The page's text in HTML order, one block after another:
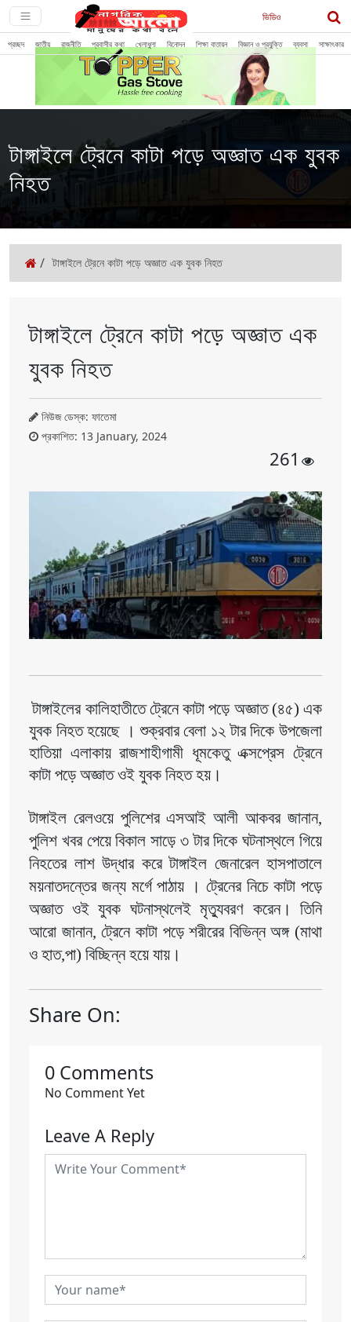
ভিডিও
প্রচ্ছদ জাতীয় রাজনীতি প্রবাসীর কথা খেলাধুলা বিনোদন শিক্ষা বাতায়ন বিজ্ঞান ও প্রযুক্তি ব্যবসা সাক্ষাৎকার
টাঙ্গাইলে ট্রেনে কাটা পড়ে অজ্ঞাত এক যুবক
নিহত
/ টাঙ্গাইলে ট্রেনে কাটা পড়ে অজ্ঞাত এক যুবক নিহত
টাঙ্গাইলে ট্রেনে কাটা পড়ে অজ্ঞাত এক
যুবক নিহত
নিউজ ডেস্ক: ফাতেমা
প্রকাশিত: 13 January, 2024
261
টাঙ্গাইলের কালিহাতীতে ট্রেনে কাটা পড়ে অজ্ঞাত (৪৫) এক
যুবক নিহত হয়েছে । শুক্রবার বেলা ১২ টার দিকে উপজেলা
হাতিয়া এলাকায় রাজশাহীগামী ধূমকেতু এক্সপ্রেস ট্রেনে
কাটা পড়ে অজ্ঞাত ওই যুবক নিহত হয়।
টাঙ্গাইল রেলওয়ে পুলিশের এসআই আলী আকবর জানান,
পুলিশ খবর পেয়ে বিকাল সাড়ে ৩ টার দিকে ঘটনাস্থলে গিয়ে
নিহতের লাশ উদ্ধার করে টাঙ্গাইল জেনারেল হাসপাতালে
ময়নাতদন্তের জন্য মর্গে পাঠায় । ট্রেনের নিচে কাটা পড়ে
অজ্ঞাত ওই যুবক ঘটনাস্থলেই মৃত্যুবরণ করেন। তিনি
আরো জানান, ট্রেনে কাটা পড়ে শরীরের বিভিন্ন অঙ্গ (মাথা
ও হাত,পা) বিচ্ছিন্ন হয়ে যায়।
Share On:
0 Comments
No Comment Yet
Leave A Reply